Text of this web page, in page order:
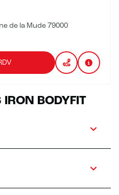
de la Mude 79000
IRON BODYFIT